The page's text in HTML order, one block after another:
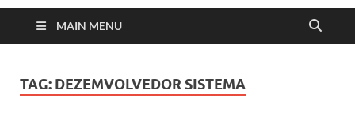
MAIN MENU
TAG: DEZEMVOLVEDOR SISTEMA